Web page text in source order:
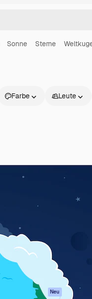
Sonne Sterne
Farbe Leute
Academy
Dokumentation
Support
AGB
Datenschutzerklärung
Originale
Neu